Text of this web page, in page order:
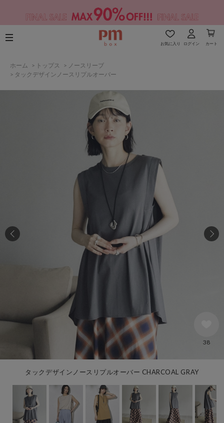
お気に入り ログイン カート
ホーム > トップス > ノースリーブ
> タックデザインノースリプルオーバー
タックデザインノースリプルオーバー CHARCOAL GRAY
38